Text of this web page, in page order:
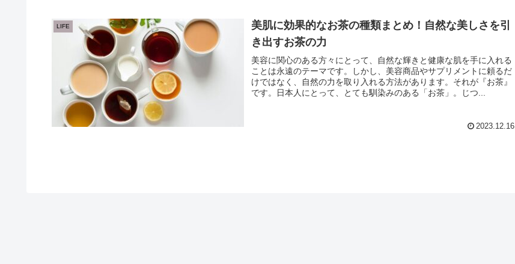
LIFE
美肌に効果的なお茶の種類まとめ！自然な美しさを引
き出すお茶の力
美容に関心のある方々にとって、自然な輝きと健康な肌を手に入れる
ことは永遠のテーマです。しかし、美容商品やサプリメントに頼るだ
けではなく、自然の力を取り入れる方法があります。それが『お茶』
です。日本人にとって、とても馴染みのある「お茶」。じつ...
2023.12.16